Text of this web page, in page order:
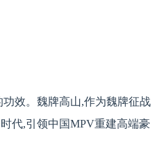
效。魏牌高山,作为魏牌征战
代,引领中国MPV重建高端豪